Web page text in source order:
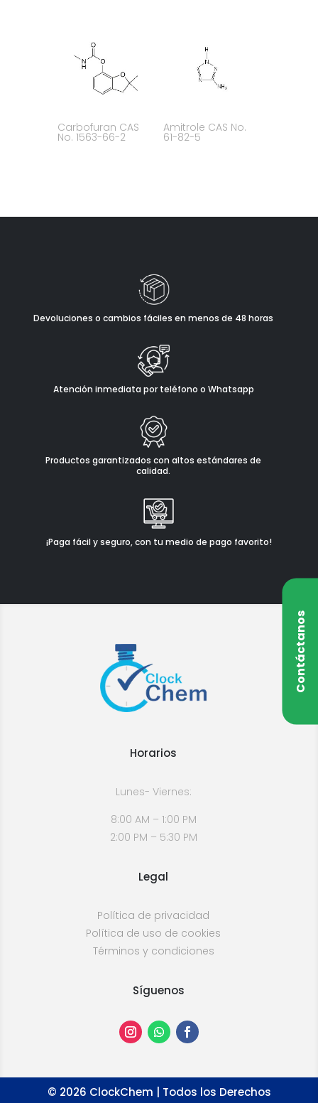
Carbofuran CAS
No. 1563-66-2
Amitrole CAS No.
61-82-5
Devoluciones o cambios fáciles en menos de 48 horas
Atención inmediata por teléfono o Whatsapp
Productos garantizados con altos estándares de
calidad.
¡Paga fácil y seguro, con tu medio de pago favorito!
Contáctanos
Horarios
Lunes- Viernes:
8:00 AM – 1:00 PM
2:00 PM – 5:30 PM
Legal
Política de privacidad
Política de uso de cookies
Términos y condiciones
Síguenos
© 2026 ClockChem | Todos los Derechos